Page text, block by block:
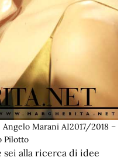
Marani AI2017/2018 –
Pilotto
sei alla ricerca di idee